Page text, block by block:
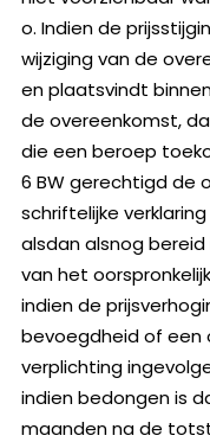
o. Indien de
wijziging van de
en plaatsvindt
de overeenkomst,
die een beroep
6 BW gerechtigd de
schriftelijke
alsdan alsnog
van het
indien de
bevoegdheid of een
verplichting
indien bedongen is
maanden na de